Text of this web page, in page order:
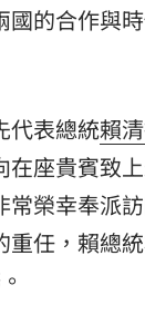
國的合作與
代表總統賴
在座貴賓致
榮幸奉派
重任，賴總